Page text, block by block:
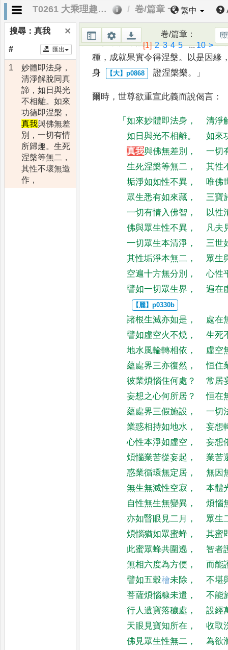
T0261 大乘理趣六波羅蜜多經 卷/篇章 一 繁中
×
搜尋： 真我
# 匯出
1
妙體即法身，
清淨解脫同真
諦，如日與光
不相離。如來
功德即涅槃，
真我與佛無差
別，一切有情
所歸趣。生死
涅槃等無二，
其性不壞無造
作，
卷/篇章 ：
[1] 2 3 4 5...10 >
生死畏。 亦如天雨能除毒熱塵穢等
清涼，百卉滋茂成就果實
如來法
一切煩惱毒熱， 眾 生安樂解脫清涼
種 ， 成就果實令得涅槃。 以是因緣
身
證涅槃樂。」
爾時 ，世尊欲重宣此義而說偈言 ：
「如來妙體即法身 ，
清淨
如日與光不相離。
如來
真我與佛無差別 ，
一切
生死涅槃等無二 ，
其性
垢淨如如性不異 ，
唯佛
眾生悉有如來藏 ，
三寶
一切有情入佛智 ，
以性
佛與眾生性不異 ，
凡夫
一切眾生本清淨 ，
三世
其性垢淨本無二 ，
眾生
空遍十方無分別 ，
心性
譬如一切眾生界 ， 遍在
諸根生滅亦如是 ，
處在
譬如虛空火不燒 ，
生死
地水風輪轉相依 ，
虛空
蘊處界三亦復然 ，
恒住
彼業煩惱住何處 ？
常居
妄想之心何所居 ？
恒在
蘊處界三假施設 ，
一切
業惑相持如地水 ，
妄想
心性本淨如虛空 ，
妄想
煩惱業苦從妄起 ，
業苦
惑業循環無定居 ，
無因
無生無滅性空寂 ，
本體
自性無生無變異 ，
煩惱
亦如瞖眼見二月
，
眾生
煩惱猶如眾蜜蜂 ，
其蜜
此蜜眾蜂共圍遶 ，
智者
無相六度為方便 ，
而能
譬如五穀𥢶未除 ，
不堪
菩薩煩惱糠未遣 ，
不能
行人遺寶落穢處 ，
設經
天眼見寶知所在 ，
收取
佛見眾生性無二 ，
為欲